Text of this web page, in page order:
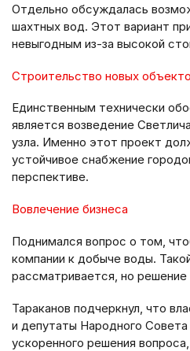
Отдельно обсуждалась
шахтных вод. Этот вариант
невыгодным из-за высокой
Строительство новых
Единственным технически
является возведение
узла. Именно этот проект
устойчивое снабжение
перспективе.
Вовлечение бизнеса
Поднимался вопрос о том,
компании к добыче воды.
рассматривается, но
Тараканов подчеркнул, что
и депутаты Народного
ускоренного решения